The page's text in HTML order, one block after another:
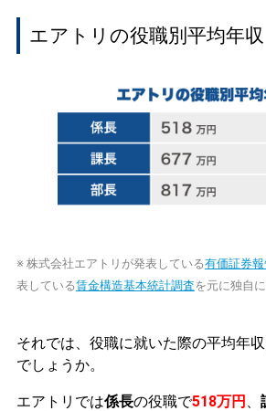
エアトリの役職別平均年収
※ 株式会社エアトリが発表している有価証券
表している賃金構造基本統計調査を元に独自
それでは、役職に就いた際の平均年
でしょうか。
エアトリでは係長の役職で518万円 、